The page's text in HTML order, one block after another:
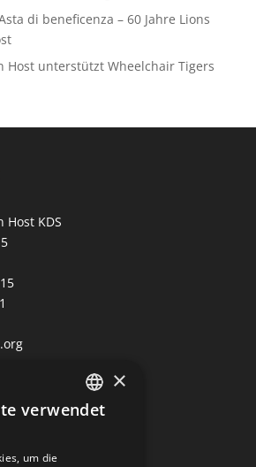
di beneficenza – 60 Jahre Lions
Host unterstützt Wheelchair Tigers
Host KDS
Algund
Meran/o GERMAN
×
verwendet
um die